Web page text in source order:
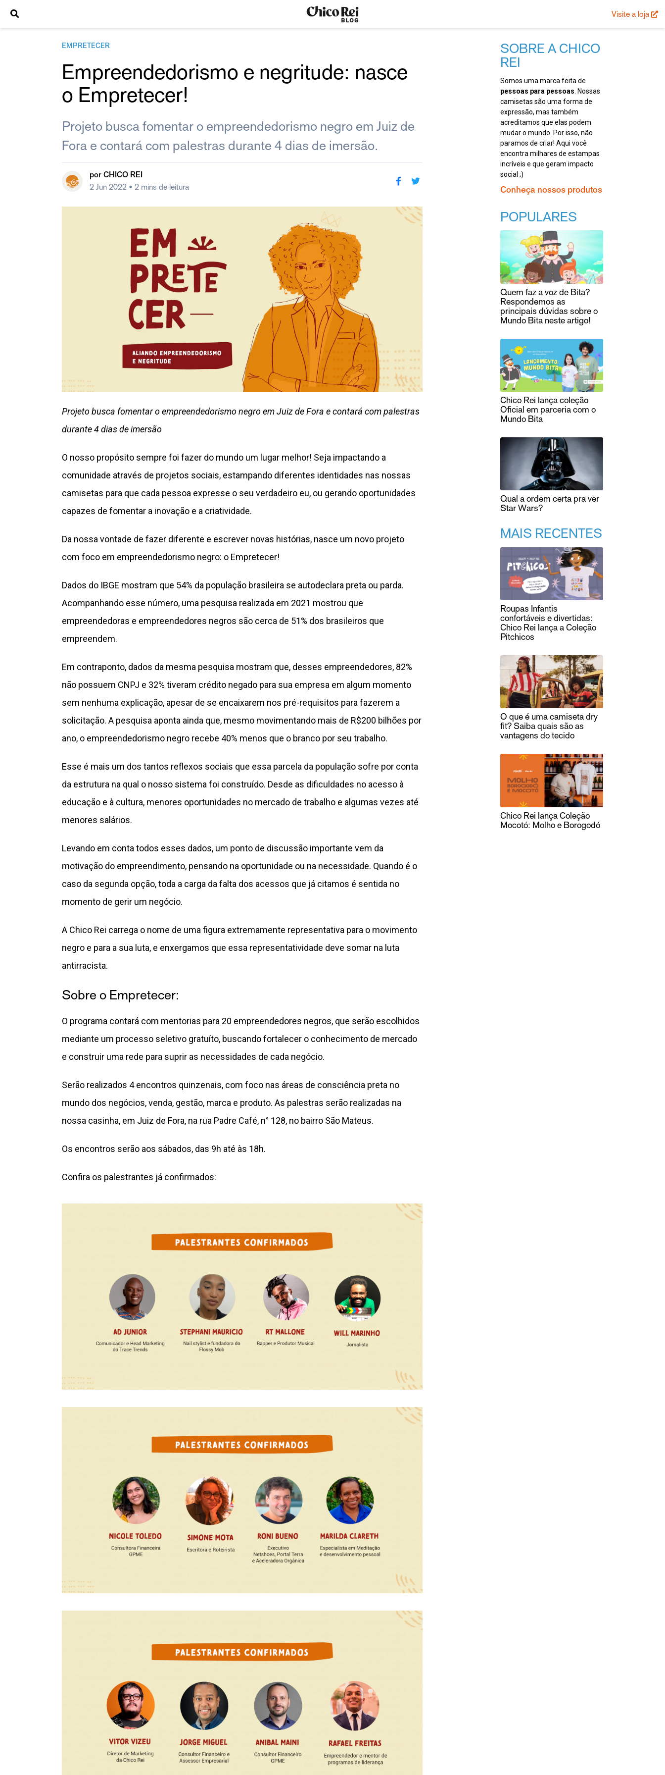
Visite a loja
EMPRETECER
Empreendedorismo e negritude: nasce
o Empretecer!
Projeto busca fomentar o empreendedorismo negro em Juiz de
Fora e contará com palestras durante 4 dias de imersão.
porCHICO REI
2 Jun 2022 • 2 mins de leitura
Projeto busca fomentar o empreendedorismo negro em Juiz de Fora e contará com palestras
durante 4 dias de imersão
O nosso propósito sempre foi fazer do mundo um lugar melhor! Seja impactando a
comunidade através de projetos sociais, estampando diferentes identidades nas nossas
camisetas para que cada pessoa expresse o seu verdadeiro eu, ou gerando oportunidades
capazes de fomentar a inovação e a criatividade.
Da nossa vontade de fazer diferente e escrever novas histórias, nasce um novo projeto
com foco em empreendedorismo negro: o Empretecer!
Dados do IBGE mostram que 54% da população brasileira se autodeclara preta ou parda.
Acompanhando esse número, uma pesquisa realizada em 2021 mostrou que
empreendedoras e empreendedores negros são cerca de 51% dos brasileiros que
empreendem.
Em contraponto, dados da mesma pesquisa mostram que, desses empreendedores, 82%
não possuem CNPJ e 32% tiveram crédito negado para sua empresa em algum momento
sem nenhuma explicação, apesar de se encaixarem nos pré-requisitos para fazerem a
solicitação. A pesquisa aponta ainda que, mesmo movimentando mais de R$200 bilhões por
ano, o empreendedorismo negro recebe 40% menos que o branco por seu trabalho.
Esse é mais um dos tantos reflexos sociais que essa parcela da população sofre por conta
da estrutura na qual o nosso sistema foi construído. Desde as dificuldades no acesso à
educação e à cultura, menores oportunidades no mercado de trabalho e algumas vezes até
menores salários.
Levando em conta todos esses dados, um ponto de discussão importante vem da
motivação do empreendimento, pensando na oportunidade ou na necessidade. Quando é o
caso da segunda opção, toda a carga da falta dos acessos que já citamos é sentida no
momento de gerir um negócio.
A Chico Rei carrega o nome de uma figura extremamente representativa para o movimento
negro e para a sua luta, e enxergamos que essa representatividade deve somar na luta
antirracista.
Sobre o Empretecer:
O programa contará com mentorias para 20 empreendedores negros, que serão escolhidos
mediante um processo seletivo gratuíto, buscando fortalecer o conhecimento de mercado
e construir uma rede para suprir as necessidades de cada negócio.
Serão realizados 4 encontros quinzenais, com foco nas áreas de consciência preta no
mundo dos negócios, venda, gestão, marca e produto. As palestras serão realizadas na
nossa casinha, em Juiz de Fora, na rua Padre Café, n° 128, no bairro São Mateus.
Os encontros serão aos sábados, das 9h até às 18h.
Confira os palestrantes já confirmados:
SOBRE A CHICO
REI
Somos uma marca feita de
pessoas para pessoas . Nossas
camisetas são uma forma de
expressão, mas também
acreditamos que elas podem
mudar o mundo. Por isso, não
paramos de criar! Aqui você
encontra milhares de estampas
incríveis e que geram impacto
social ;)
Conheça nossos produtos
POPULARES
Quem faz a voz de Bita?
Respondemos as
principais dúvidas sobre o
Mundo Bita neste artigo!
Chico Rei lança coleção
Oficial em parceria com o
Mundo Bita
Qual a ordem certa pra ver
Star Wars?
MAIS RECENTES
Roupas Infantis
confortáveis e divertidas:
Chico Rei lança a Coleção
Pitchicos
O que é uma camiseta dry
fit? Saiba quais são as
vantagens do tecido
Chico Rei lança Coleção
Mocotó: Molho e Borogodó